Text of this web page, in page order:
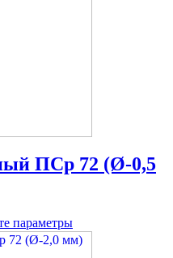
ПСр 72 (Ø-0,5
параметрыЭтот
товар
имеет